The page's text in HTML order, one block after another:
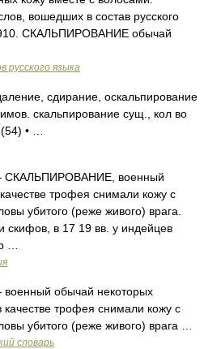
вошедших в состав русского
СКАЛЬПИРОВАНИЕ обычай
русского языка
сдирание, оскальпирование
скальпирование сущ., кол во
• …
военный
трофея снимали кожу с
убитого (реже живого) врага.
скифов, в 17 19 вв. у индейцев
…
обычай некоторых
качестве трофея снимали кожу с
убитого (реже живого) врага …
словарь